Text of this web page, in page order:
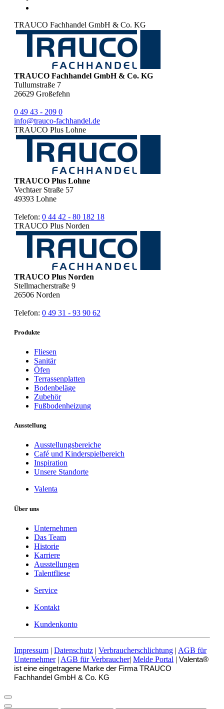
TRAUCO Fachhandel GmbH & Co. KG
TRAUCO Fachhandel GmbH & Co. KG
Tullumstraße 7
26629 Großefehn
0 49 43 - 209 0
info@trauco-fachhandel.de
TRAUCO Plus Lohne
TRAUCO Plus Lohne
Vechtaer Straße 57
49393 Lohne
Telefon: 0 44 42 - 80 182 18
TRAUCO Plus Norden
TRAUCO Plus Norden
Stellmacherstraße 9
26506 Norden
Telefon: 0 49 31 - 93 90 62
Produkte
Fliesen
Sanitär
Öfen
Terrassenplatten
Bodenbeläge
Zubehör
Fußbodenheizung
Ausstellung
Ausstellungsbereiche
Café und Kinderspielbereich
Inspiration
Unsere Standorte
Valenta
Über uns
Unternehmen
Das Team
Historie
Karriere
Ausstellungen
Talentfliese
Service
Kontakt
Kundenkonto
Impressum | Datenschutz | Verbraucherschlichtung | AGB für
Unternehmer| AGB für Verbraucher| Melde Portal | Valenta®
ist eine eingetragene Marke der Firma TRAUCO
Fachhandel GmbH & Co. KG